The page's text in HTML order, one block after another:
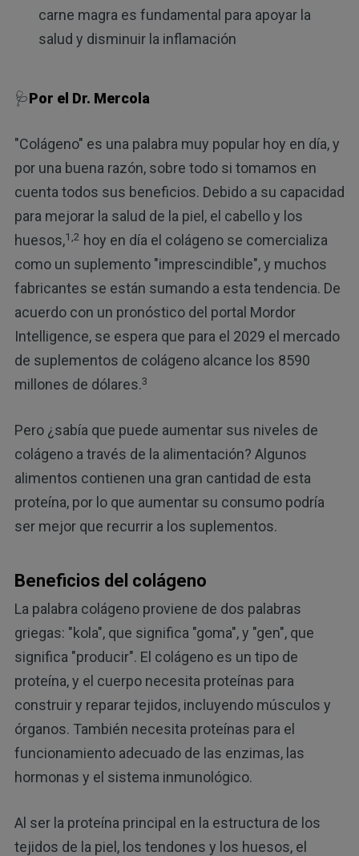
carne magra es fundamental para apoyar la
salud y disminuir la inflamación
🩺Por el Dr. Mercola
"Colágeno" es una palabra muy popular hoy en día, y
por una buena razón, sobre todo si tomamos en
cuenta todos sus beneficios. Debido a su capacidad
para mejorar la salud de la piel, el cabello y los
huesos,1,2 hoy en día el colágeno se comercializa
como un suplemento "imprescindible", y muchos
fabricantes se están sumando a esta tendencia. De
acuerdo con un pronóstico del portal Mordor
Intelligence, se espera que para el 2029 el mercado
de suplementos de colágeno alcance los 8590
millones de dólares.3
Pero ¿sabía que puede aumentar sus niveles de
colágeno a través de la alimentación? Algunos
alimentos contienen una gran cantidad de esta
proteína, por lo que aumentar su consumo podría
ser mejor que recurrir a los suplementos.
Beneficios del colágeno
La palabra colágeno proviene de dos palabras
griegas: "kola", que significa "goma", y "gen", que
significa "producir". El colágeno es un tipo de
proteína, y el cuerpo necesita proteínas para
construir y reparar tejidos, incluyendo músculos y
órganos. También necesita proteínas para el
funcionamiento adecuado de las enzimas, las
hormonas y el sistema inmunológico.
Al ser la proteína principal en la estructura de los
tejidos de la piel, los tendones y los huesos, el